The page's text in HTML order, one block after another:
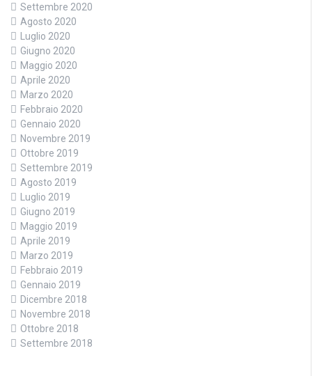
Settembre 2020
Agosto 2020
Luglio 2020
Giugno 2020
Maggio 2020
Aprile 2020
Marzo 2020
Febbraio 2020
Gennaio 2020
Novembre 2019
Ottobre 2019
Settembre 2019
Agosto 2019
Luglio 2019
Giugno 2019
Maggio 2019
Aprile 2019
Marzo 2019
Febbraio 2019
Gennaio 2019
Dicembre 2018
Novembre 2018
Ottobre 2018
Settembre 2018